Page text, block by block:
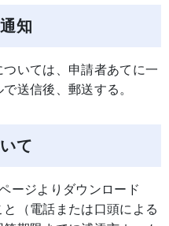
知
いては、申請者あてに一
送信後、郵送する。
て
ージよりダウンロード
（電話または口頭による